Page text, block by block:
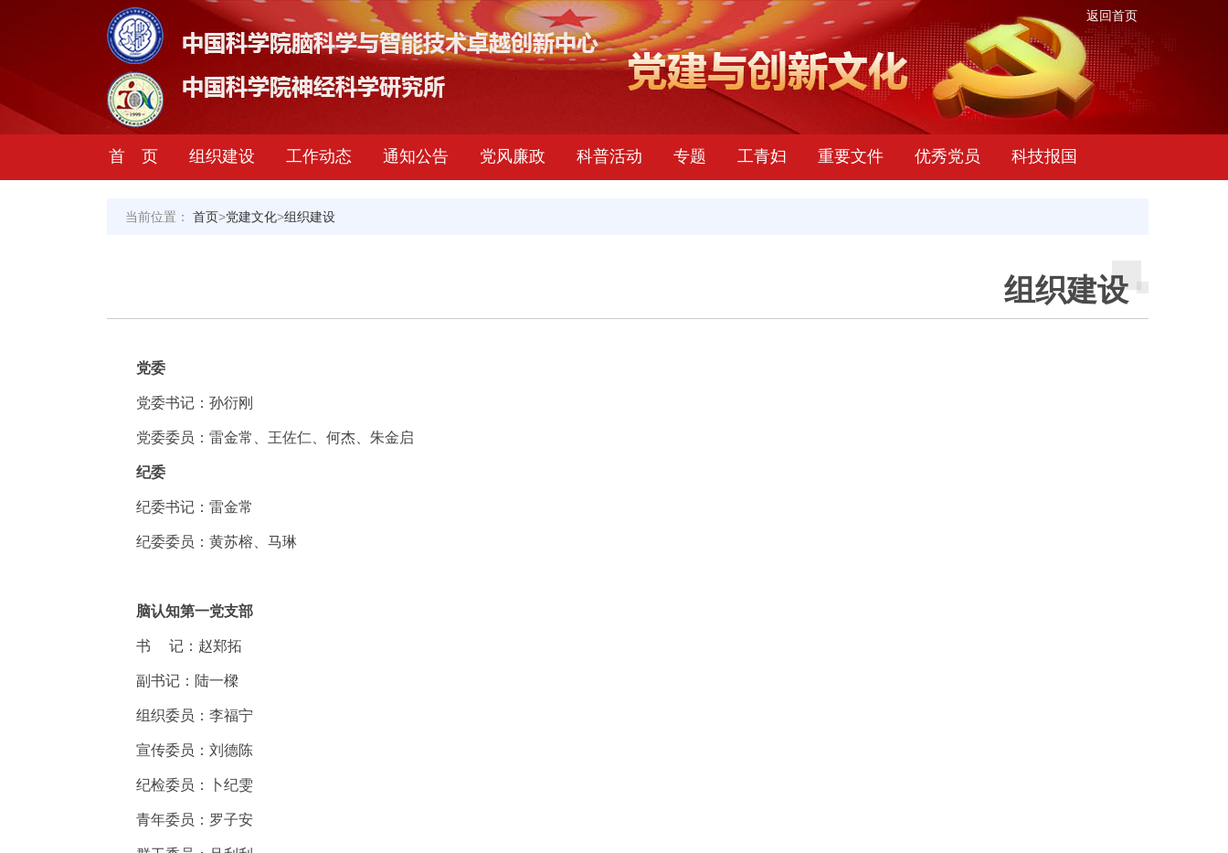
返回首页
首 页 组织建设 工作动态 通知公告 党风廉政 科普活动 专题 工青妇 重要文件 优秀党员 科技报国
当前位置： 首页>党建文化>组织建设
组织建设
党委
党委书记：孙衍刚
党委委员：雷金常、王佐仁、何杰、朱金启
纪委
纪委书记：雷金常
纪委委员：黄苏榕、马琳
脑认知第一党支部
书 记：赵郑拓
副书记：陆一樑
组织委员：李福宁
宣传委员：刘德陈
纪检委员：卜纪雯
青年委员：罗子安